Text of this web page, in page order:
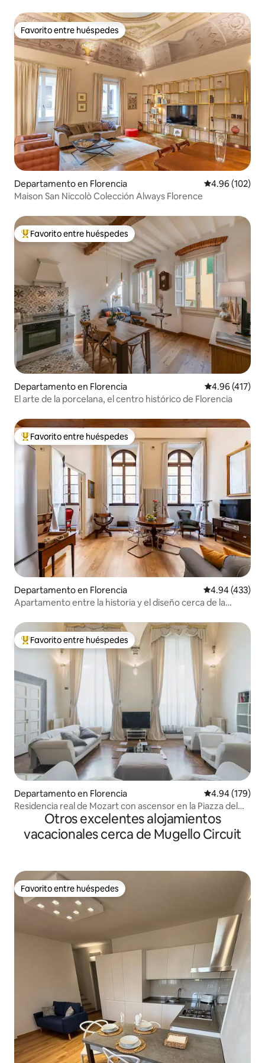
Favorito entre huéspedes
Favorito entre huéspedes
Departamento en Florencia Calificación
4.96 (102)
Maison San Niccolò Colección Always Florence
De los mejores en Favorito entre huéspedes
Favorito entre huéspedes
Departamento en Florencia Calificación
4.96 (417)
El arte de la porcelana, el centro histórico de Florencia
De los mejores en Favorito entre huéspedes
Favorito entre huéspedes
Departamento en Florencia Calificación
4.94 (433)
Apartamento entre la historia y el diseño cerca de la
De los mejores en Favorito entre huéspedes
Favorito entre huéspedes
Departamento en Florencia Calificación
4.94 (179)
Residencia real de Mozart con ascensor en la Piazza del
Otros excelentes alojamientos
vacacionales cerca de Mugello Circuit
Favorito entre huéspedes
Favorito entre huéspedes